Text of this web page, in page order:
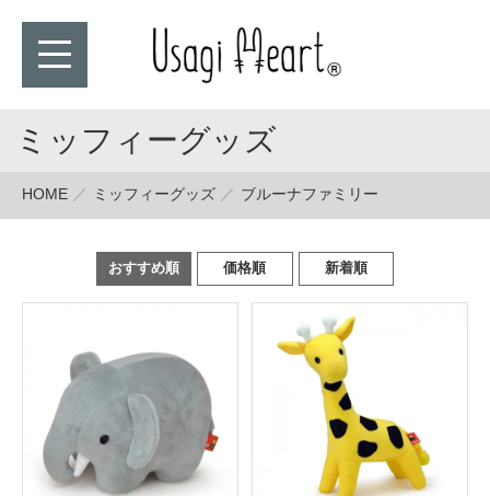
ミッフィーグッズ
HOME ミッフィーグッズ ブルーナファミリー
おすすめ順 価格順 新着順